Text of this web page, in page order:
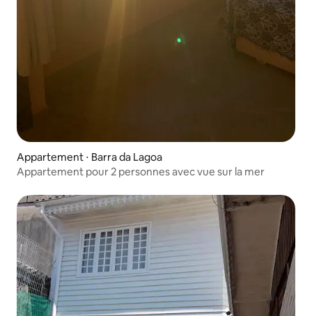
Appartement ⋅ Barra da Lagoa
Appartement pour 2 personnes avec vue sur la mer